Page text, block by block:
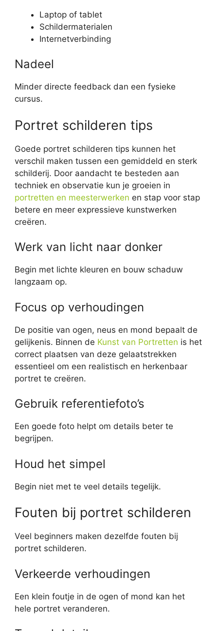
Laptop of tablet
Schildermaterialen
Internetverbinding
Nadeel
Minder directe feedback dan een fysieke
cursus.
Portret schilderen tips
Goede portret schilderen tips kunnen het
verschil maken tussen een gemiddeld en sterk
schilderij. Door aandacht te besteden aan
techniek en observatie kun je groeien in
portretten en meesterwerken en stap voor stap
betere en meer expressieve kunstwerken
creëren.
Werk van licht naar donker
Begin met lichte kleuren en bouw schaduw
langzaam op.
Focus op verhoudingen
De positie van ogen, neus en mond bepaalt de
gelijkenis. Binnen de Kunst van Portretten is het
correct plaatsen van deze gelaatstrekken
essentieel om een realistisch en herkenbaar
portret te creëren.
Gebruik referentiefoto’s
Een goede foto helpt om details beter te
begrijpen.
Houd het simpel
Begin niet met te veel details tegelijk.
Fouten bij portret schilderen
Veel beginners maken dezelfde fouten bij
portret schilderen.
Verkeerde verhoudingen
Een klein foutje in de ogen of mond kan het
hele portret veranderen.